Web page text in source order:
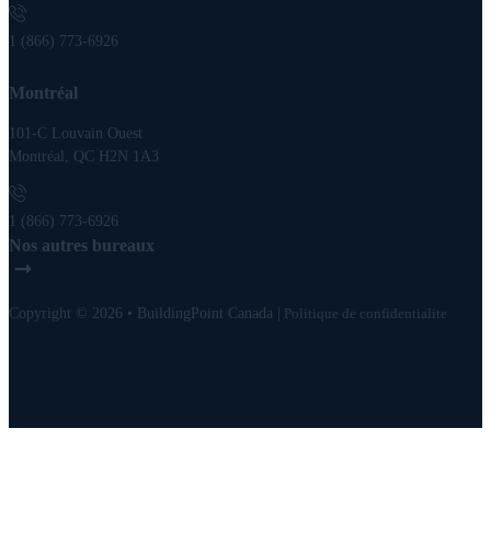
1 (866) 773-6926
Montréal
101-C Louvain Ouest
Montréal, QC H2N 1A3
1 (866) 773-6926
Nos autres bureaux
Copyright © 2026 • BuildingPoint Canada | Politique de confidentialite